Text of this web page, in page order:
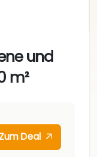
und
m²
Zum Deal